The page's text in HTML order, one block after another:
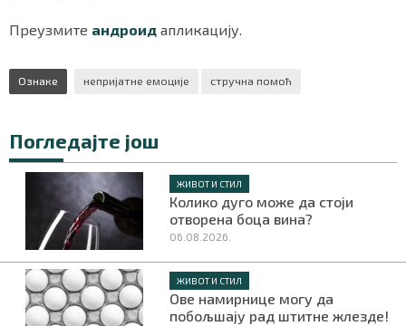
Преузмите андроид апликацију.
Ознаке непријатне емоције стручна помоћ
Погледајте још
ЖИВОТ И СТИЛ
Колико дуго може да стоји
отворена боца вина?
06.08.2026.
ЖИВОТ И СТИЛ
Ове намирнице могу да
побољшају рад штитне жлезде!